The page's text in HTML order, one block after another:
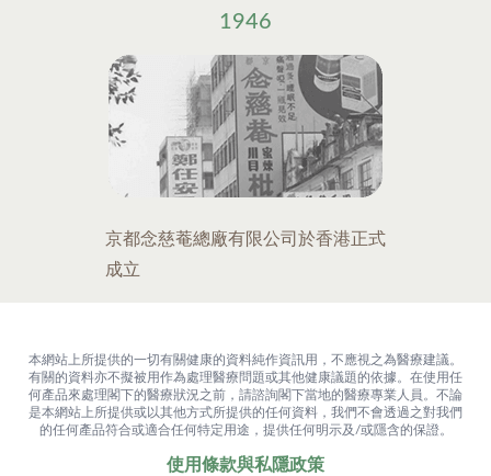
1946
京都念慈菴總廠有限公司於香港正式
成立
本網站上所提供的一切有關健康的資料純作資訊用，不應視之為醫療建議。
有關的資料亦不擬被用作為處理醫療問題或其他健康議題的依據。在使用任
何產品來處理閣下的醫療狀況之前，請諮詢閣下當地的醫療專業人員。不論
是本網站上所提供或以其他方式所提供的任何資料，我們不會透過之對我們
的任何產品符合或適合任何特定用途，提供任何明示及/或隱含的保證。
使用條款與私隱政策